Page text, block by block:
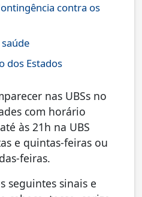
contra os
dos Estados
nas UBSs no
com horário
às 21h na UBS
e quintas-feiras ou
feiras.
seguintes sinais e